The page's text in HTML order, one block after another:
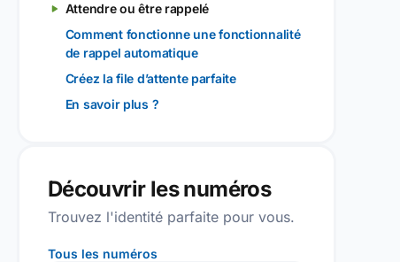
Attendre ou être rappelé
Comment fonctionne une fonctionnalité
de rappel automatique
Créez la file d’attente parfaite
En savoir plus ?
Découvrir les numéros
Trouvez l'identité parfaite pour vous.
Tous les numéros